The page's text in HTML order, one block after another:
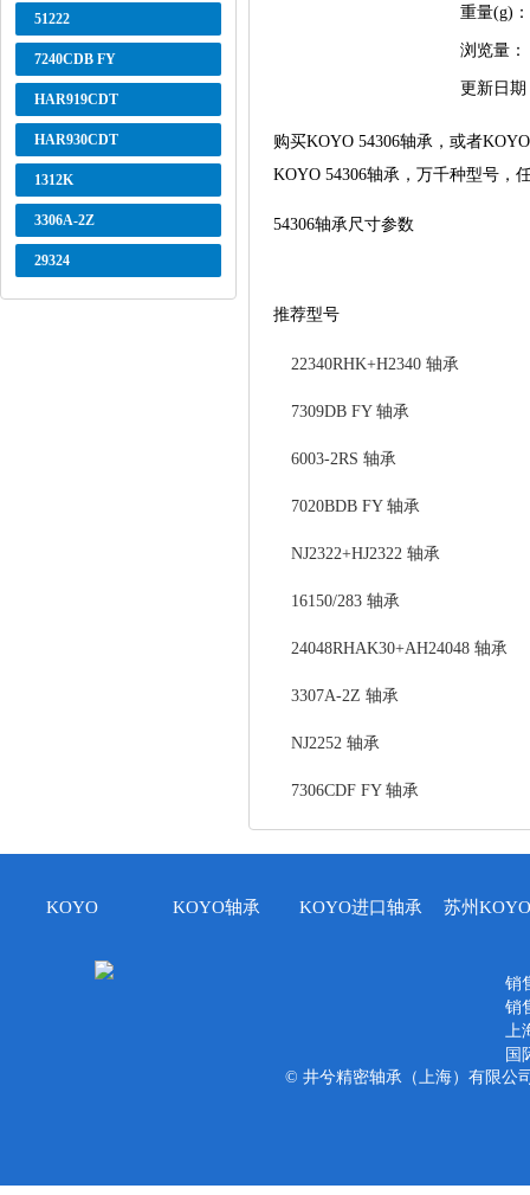
51222
7240CDB FY
HAR919CDT
HAR930CDT
1312K
3306A-2Z
29324
重量(g)：
浏览量：
更新日期
购买KOYO 54306轴承，或者
KOYO 54306轴承，万千种型号，
54306轴承尺寸参数
推荐型号
22340RHK+H2340 轴承
7309DB FY 轴承
6003-2RS 轴承
7020BDB FY 轴承
NJ2322+HJ2322 轴承
16150/283 轴承
24048RHAK30+AH24048 轴承
3307A-2Z 轴承
NJ2252 轴承
7306CDF FY 轴承
KOYO KOYO轴承 KOYO进口轴承 苏州
销
销
上
国
© 井兮精密轴承（上海）有限公